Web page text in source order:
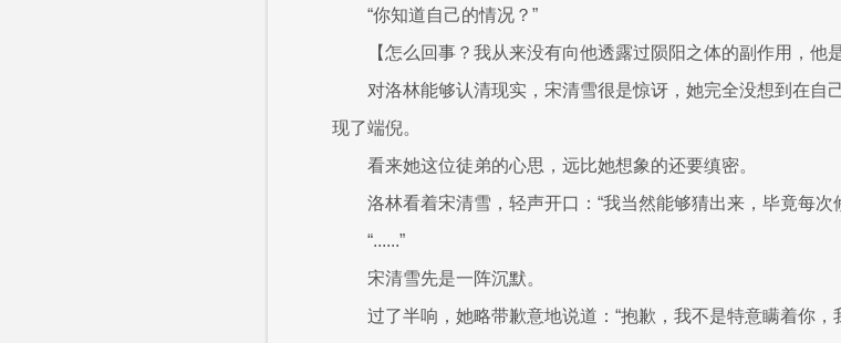
“你知道自己的情况？”
【怎么回事？我从来没有向他透露过陨阳之体的副作用，他
对洛林能够认清现实，宋清雪很是惊讶，她完全没想到在自
现了端倪。
看来她这位徒弟的心思，远比她想象的还要缜密。
洛林看着宋清雪，轻声开口：“我当然能够猜出来，毕竟每
“......”
宋清雪先是一阵沉默。
过了半响，她略带歉意地说道：“抱歉，我不是特意瞒着你